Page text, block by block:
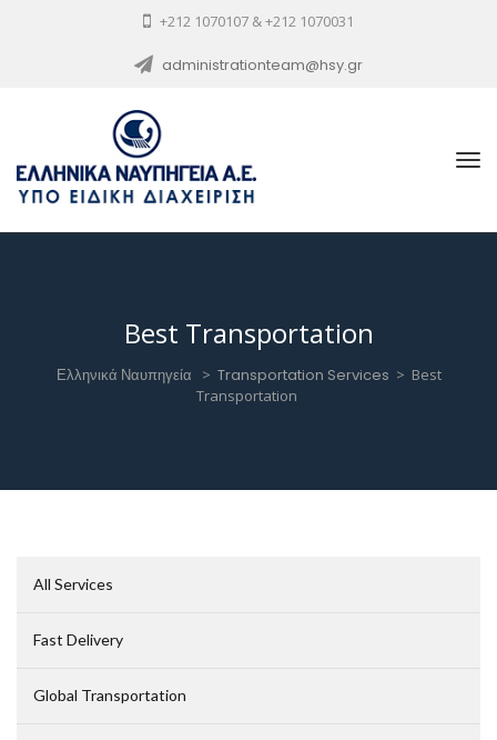
+212 1070107 & +212 1070031
administrationteam@hsy.gr
Best Transportation
Ελληνικά Ναυπηγεία > Transportation Services > Best
Transportation
All Services
Fast Delivery
Global Transportation